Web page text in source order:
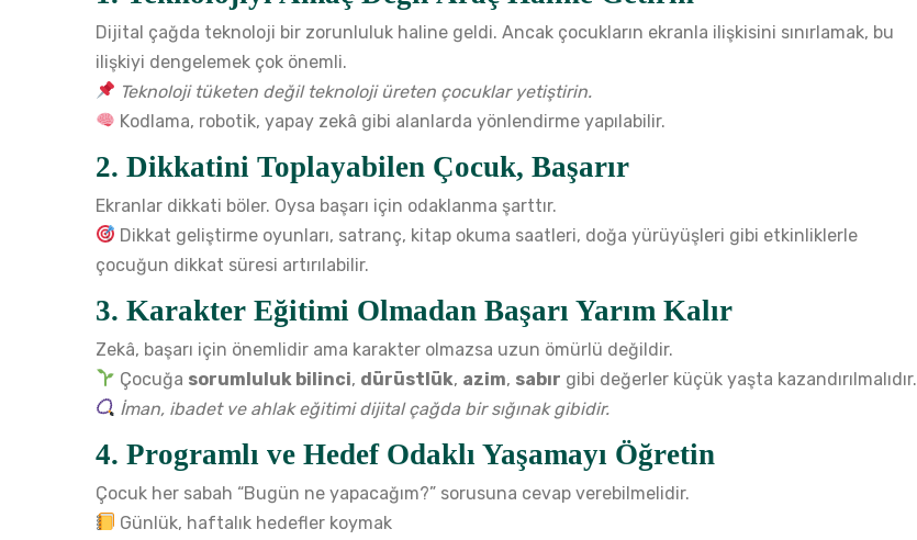
Dijital çağda teknoloji bir zorunluluk haline geldi. Ancak çocukların ekranla ilişkisini sınırlamak, bu
ilişkiyi dengelemek çok önemli.
Teknoloji tüketen değil teknoloji üreten çocuklar yetiştirin.
Kodlama, robotik, yapay zekâ gibi alanlarda yönlendirme yapılabilir.
2. Dikkatini Toplayabilen Çocuk, Başarır
Ekranlar dikkati böler. Oysa başarı için odaklanma şarttır.
Dikkat geliştirme oyunları, satranç, kitap okuma saatleri, doğa yürüyüşleri gibi etkinliklerle
çocuğun dikkat süresi artırılabilir.
3. Karakter Eğitimi Olmadan Başarı Yarım Kalır
Zekâ, başarı için önemlidir ama karakter olmazsa uzun ömürlü değildir.
Çocuğa sorumluluk bilinci, dürüstlük, azim, sabır gibi değerler küçük yaşta kazandırılmalıdır.
İman, ibadet ve ahlak eğitimi dijital çağda bir sığınak gibidir.
4. Programlı ve Hedef Odaklı Yaşamayı Öğretin
Çocuk her sabah “Bugün ne yapacağım?” sorusuna cevap verebilmelidir.
Günlük, haftalık hedefler koymak